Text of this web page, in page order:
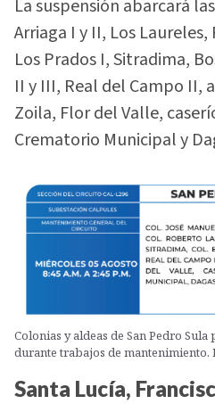
La suspensión abarcará
Arriaga I y II, Los
Los Prados I, Sitradima,
II y III, Real del Campo II,
Zoila, Flor del Valle,
Crematorio Municipal y
Colonias y aldeas de San Pedro
durante trabajos de mantenimiento.
Santa Lucía,